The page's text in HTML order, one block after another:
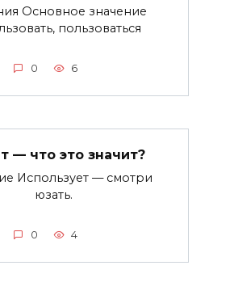
Основное значение
пользоваться
0 6
— что это значит?
Использует — смотри
юзать.
0 4